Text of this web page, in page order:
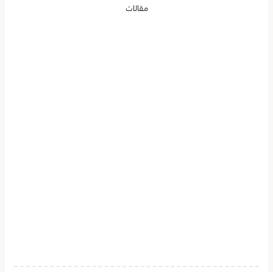
مقالات